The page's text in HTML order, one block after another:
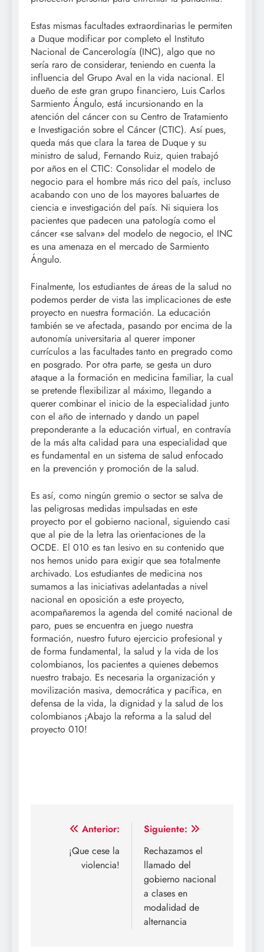
Estas mismas facultades extraordinarias le permiten
a Duque modificar por completo el Instituto
Nacional de Cancerología (INC), algo que no
sería raro de considerar, teniendo en cuenta la
influencia del Grupo Aval en la vida nacional. El
dueño de este gran grupo financiero, Luis Carlos
Sarmiento Ángulo, está incursionando en la
atención del cáncer con su Centro de Tratamiento
e Investigación sobre el Cáncer (CTIC). Así pues,
queda más que clara la tarea de Duque y su
ministro de salud, Fernando Ruiz, quien trabajó
por años en el CTIC: Consolidar el modelo de
negocio para el hombre más rico del país, incluso
acabando con uno de los mayores baluartes de
ciencia e investigación del país. Ni siquiera los
pacientes que padecen una patología como el
cáncer «se salvan» del modelo de negocio, el INC
es una amenaza en el mercado de Sarmiento
Ángulo.
Finalmente, los estudiantes de áreas de la salud no
podemos perder de vista las implicaciones de este
proyecto en nuestra formación. La educación
también se ve afectada, pasando por encima de la
autonomía universitaria al querer imponer
currículos a las facultades tanto en pregrado como
en posgrado. Por otra parte, se gesta un duro
ataque a la formación en medicina familiar, la cual
se pretende flexibilizar al máximo, llegando a
querer combinar el inicio de la especialidad junto
con el año de internado y dando un papel
preponderante a la educación virtual, en contravía
de la más alta calidad para una especialidad que
es fundamental en un sistema de salud enfocado
en la prevención y promoción de la salud.
Es así, como ningún gremio o sector se salva de
las peligrosas medidas impulsadas en este
proyecto por el gobierno nacional, siguiendo casi
que al pie de la letra las orientaciones de la
OCDE. El 010 es tan lesivo en su contenido que
nos hemos unido para exigir que sea totalmente
archivado. Los estudiantes de medicina nos
sumamos a las iniciativas adelantadas a nivel
nacional en oposición a este proyecto,
acompañaremos la agenda del comité nacional de
paro, pues se encuentra en juego nuestra
formación, nuestro futuro ejercicio profesional y
de forma fundamental, la salud y la vida de los
colombianos, los pacientes a quienes debemos
nuestro trabajo. Es necesaria la organización y
movilización masiva, democrática y pacífica, en
defensa de la vida, la dignidad y la salud de los
colombianos ¡Abajo la reforma a la salud del
proyecto 010!
Navegación
entradas
Anterior:
¡Que cese la
violencia!
Siguiente:
Rechazamos el
llamado del
gobierno nacional
a clases en
modalidad de
alternancia